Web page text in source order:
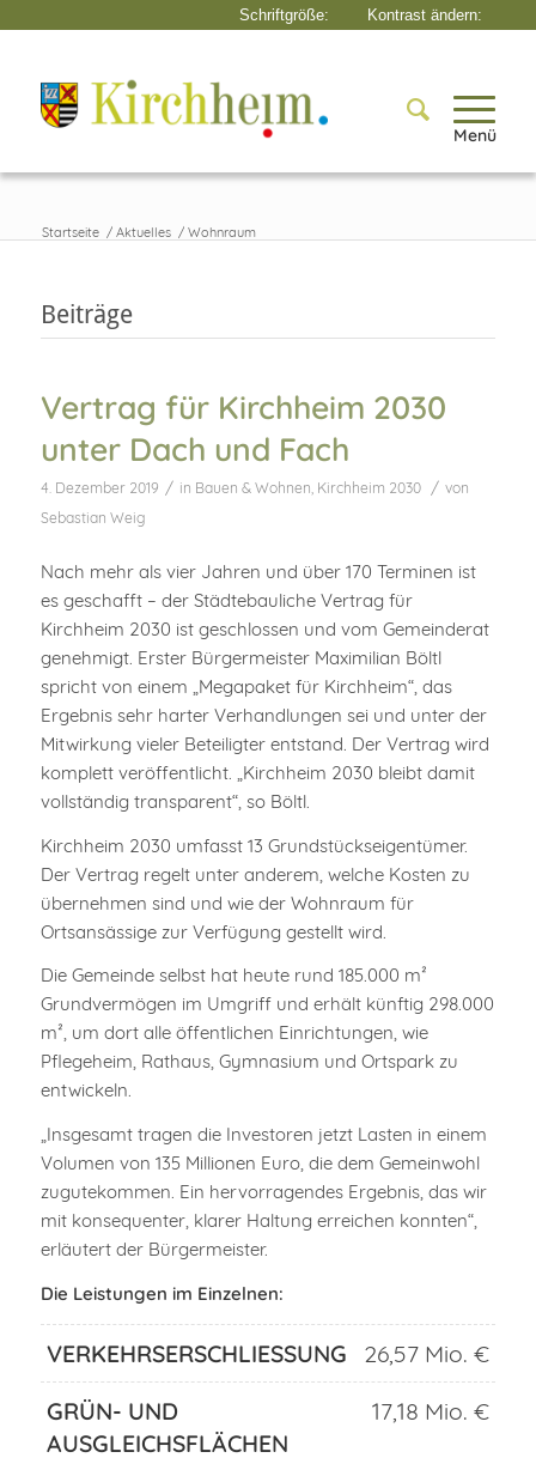
Menü
Startseite / Aktuelles / Wohnraum
Beiträge
Vertrag für Kirchheim 2030
unter Dach und Fach
4. Dezember 2019 / in Bauen & Wohnen, Kirchheim 2030 / von
Sebastian Weig
Nach mehr als vier Jahren und über 170 Terminen ist
es geschafft – der Städtebauliche Vertrag für
Kirchheim 2030 ist geschlossen und vom Gemeinderat
genehmigt. Erster Bürgermeister Maximilian Böltl
spricht von einem „Megapaket für Kirchheim“, das
Ergebnis sehr harter Verhandlungen sei und unter der
Mitwirkung vieler Beteiligter entstand. Der Vertrag wird
komplett veröffentlicht. „Kirchheim 2030 bleibt damit
vollständig transparent“, so Böltl.
Kirchheim 2030 umfasst 13 Grundstückseigentümer.
Der Vertrag regelt unter anderem, welche Kosten zu
übernehmen sind und wie der Wohnraum für
Ortsansässige zur Verfügung gestellt wird.
Die Gemeinde selbst hat heute rund 185.000 m²
Grundvermögen im Umgriff und erhält künftig 298.000
m², um dort alle öffentlichen Einrichtungen, wie
Pflegeheim, Rathaus, Gymnasium und Ortspark zu
entwickeln.
„Insgesamt tragen die Investoren jetzt Lasten in einem
Volumen von 135 Millionen Euro, die dem Gemeinwohl
zugutekommen. Ein hervorragendes Ergebnis, das wir
mit konsequenter, klarer Haltung erreichen konnten“,
erläutert der Bürgermeister.
Die Leistungen im Einzelnen:
VERKEHRSERSCHLIESSUNG
26,57 Mio. €
GRÜN- UND
AUSGLEICHSFLÄCHEN
17,18 Mio. €